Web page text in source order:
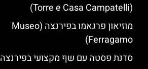
(Torre e Casa Campatelli)
מוזיאון פרגאמו בפירנצה (Museo
Ferragamo)
סדנת פסטה עם שף מקצועי בפירנצה